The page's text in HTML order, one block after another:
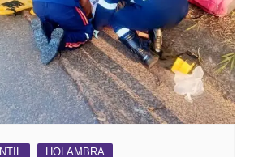
HOLAMBRA